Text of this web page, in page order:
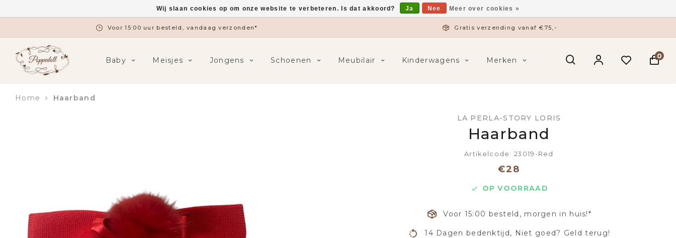
Voor 15:00 uur besteld, vandaag verzonden* Gratis verzending vanaf €75,-
Baby Meisjes Jongens Schoenen Meubilair Kinderwagens Merken 0
Home Haarband
LA PERLA-STORY LORIS
Haarband
Artikelcode: 23019-Red
€28
OP VOORRAAD
Voor 15:00 besteld, morgen in huis!*
14 Dagen bedenktijd, Niet goed? Geld terug!
Wij slaan cookies op om onze website te verbeteren. Is dat akkoord? Ja Nee Meer over cookies »